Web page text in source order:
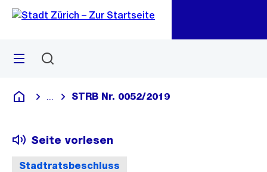
Navigation
Sprunglink
Menü
Deutsch
Blende alle Breadcrumbs ein
STRB Nr. 0052/2019
Stadtratsbeschluss
Seite vorlesen